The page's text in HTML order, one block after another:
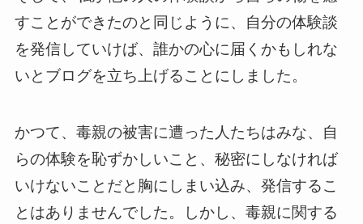
すことができたのと同じように、自分の体験談
を発信していけば、誰かの心に届くかもしれな
いとブログを立ち上げることにしました。
かつて、毒親の被害に遭った人たちはみな、自
らの体験を恥ずかしいこと、秘密にしなければ
いけないことだと胸にしまい込み、発信するこ
とはありませんでした。しかし、毒親に関する